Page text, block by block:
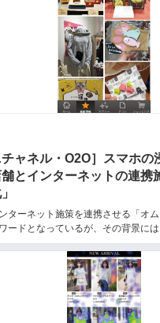
チャネル・O2O］スマホ
とインターネットの連携
ターネット施策を連携させる「オム
ードとなっているが、その背景に